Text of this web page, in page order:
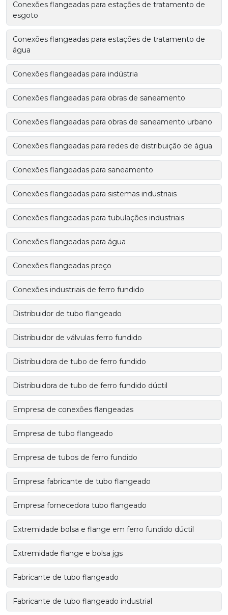
Conexões flangeadas para estações de tratamento de
esgoto
Conexões flangeadas para estações de tratamento de
água
Conexões flangeadas para indústria
Conexões flangeadas para obras de saneamento
Conexões flangeadas para obras de saneamento urbano
Conexões flangeadas para redes de distribuição de água
Conexões flangeadas para saneamento
Conexões flangeadas para sistemas industriais
Conexões flangeadas para tubulações industriais
Conexões flangeadas para água
Conexões flangeadas preço
Conexões industriais de ferro fundido
Distribuidor de tubo flangeado
Distribuidor de válvulas ferro fundido
Distribuidora de tubo de ferro fundido
Distribuidora de tubo de ferro fundido dúctil
Empresa de conexões flangeadas
Empresa de tubo flangeado
Empresa de tubos de ferro fundido
Empresa fabricante de tubo flangeado
Empresa fornecedora tubo flangeado
Extremidade bolsa e flange em ferro fundido dúctil
Extremidade flange e bolsa jgs
Fabricante de tubo flangeado
Fabricante de tubo flangeado industrial